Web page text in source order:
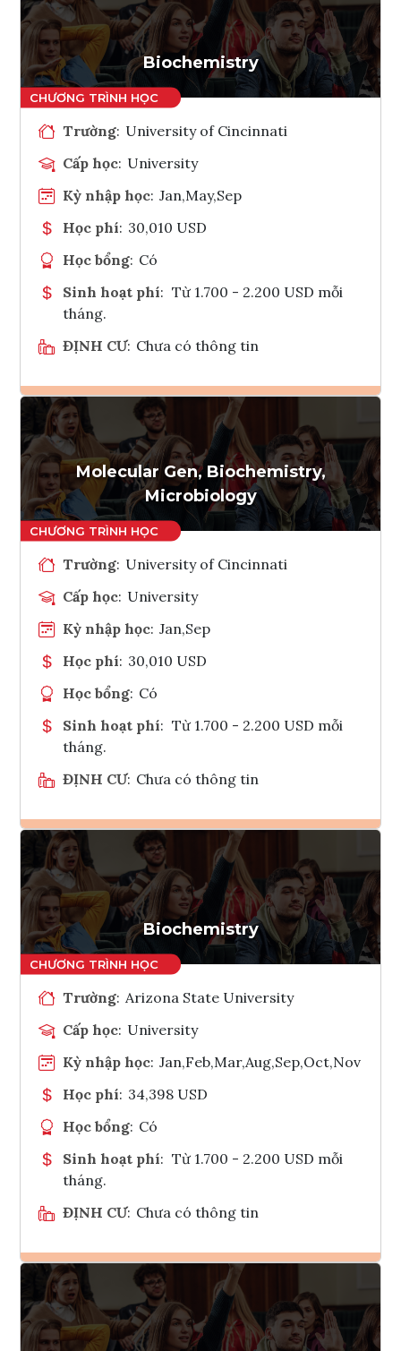
Tham vấn Interlink
Biochemistry
Trường: University of Cincinnati
Cấp học: University
Kỳ nhập học: Jan,May,Sep
Học phí: 30,010 USD
Học bổng: Có
Sinh hoạt phí: Từ 1.700 - 2.200 USD mỗi
tháng.
ĐỊNH CƯ: Chưa có thông tin
Ghi danh
Tham vấn Interlink
Molecular Gen, Biochemistry,
Microbiology
Trường: University of Cincinnati
Cấp học: University
Kỳ nhập học: Jan,Sep
Học phí: 30,010 USD
Học bổng: Có
Sinh hoạt phí: Từ 1.700 - 2.200 USD mỗi
tháng.
ĐỊNH CƯ: Chưa có thông tin
Ghi danh
Tham vấn Interlink
Biochemistry
Trường: Arizona State University
Cấp học: University
Kỳ nhập học: Jan,Feb,Mar,Aug,Sep,Oct,Nov
Học phí: 34,398 USD
Học bổng: Có
Sinh hoạt phí: Từ 1.700 - 2.200 USD mỗi
tháng.
ĐỊNH CƯ: Chưa có thông tin
Ghi danh
Tham vấn Interlink